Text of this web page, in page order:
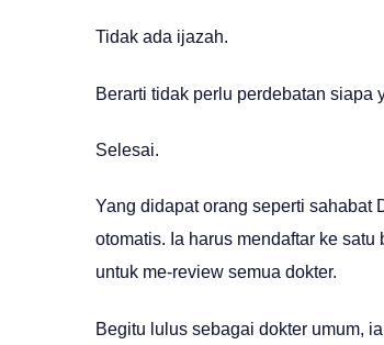
Tidak ada ijazah.
Berarti tidak perlu perdebatan siapa
Selesai.
Yang didapat orang seperti sahabat
otomatis. Ia harus mendaftar ke
untuk me-review semua dokter.
Begitu lulus sebagai dokter umum,